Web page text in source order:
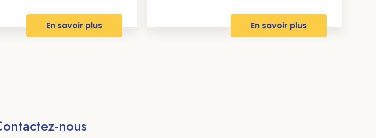
En savoir plus En savoir plus
nous